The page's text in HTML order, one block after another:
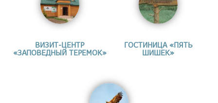
ВИЗИТ-ЦЕНТР
«ЗАПОВЕДНЫЙ ТЕРЕМОК»
ГОСТИНИЦА «ПЯТЬ
ШИШЕК»